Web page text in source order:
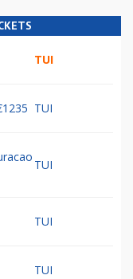
TUI
TUI
TUI
TUI
TUI